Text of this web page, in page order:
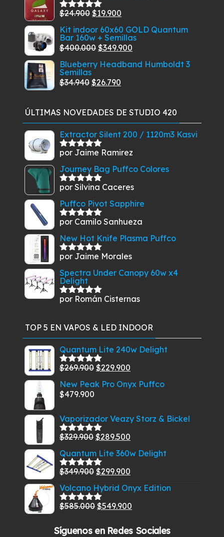
original
era:
$29.600.
es:
$27.400.
Valorado
5
$24.900 El
precio
original
era:
$24.900.
$19.900
precio
actual
es:
$19.900.
Kit indoor 60x60 GOLD Quantum
Bar 160w + Semillas
$400.000 El
precio
era:
$349.900
precio
Blueberry Headband Humboldt 3
Semillas
$34.940 El
$34.940.
$26.790
$26.790.
ÚLTIMAS NOVEDADES DE STUDIO 420
Extractor Silent 200 / 1120m3 Kasvi
Valorado
por Jaime Ramirez
Journey Bag Puffco Colores
Valorado
por Silvina Caceres
Puffco Pivot Sapphire
Valorado
por Camilo Sanhueza
New Hot Knife Plasma Puffco
Valorado
por Jaime Morales
Spectra Under Canopy 60w x4
Delight
Valorado
por Román Cisternas
TOP 5 EN VAPOS & LED INDOOR
Quantum Lite 240w Delight
Valorado
5
$269.900 El
precio
$269.900.
$229.900
precio
$229.900.
New Peak Pro Onyx Puffco
$479.900
Vaporizador Veazy Storz & Bickel
Valorado
5
$329.900 El
precio
original
era:
$329.900.
$289.500
precio
actual
es:
$289.500.
Quantum Lite 360w Delight
Valorado
5
$349.900 El
precio
original
era:
$299.900
precio
actual
es:
Volcano Hybrid Onyx Edition
Valorado
$585.000 El
original
$549.900
actual
Síguenos en Redes Sociales